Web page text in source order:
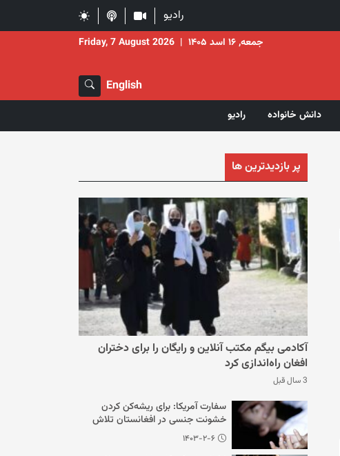
رادیو
جمعه, ۱۶ اسد ۱۴۰۵ |
Friday, 7 August 2026
English
دانش خانواده رادیو
پر بازدیدترین ها
آکادمی بیگم مکتب آنلاین و رایگان را برای دختران
افغان راه‌اندازی کرد
3 سال قبل
سفارت آمریکا: برای ریشه‌کن کردن
خشونت جنسی در افغانستان تلاش
می‌کنیم
۱۴۰۳-۲-۶